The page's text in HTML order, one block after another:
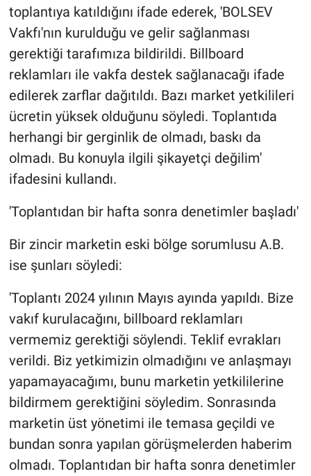
toplantıya katıldığını ifade ederek, 'BOLSEV
Vakfı'nın kurulduğu ve gelir sağlanması
gerektiği tarafımıza bildirildi. Billboard
reklamları ile vakfa destek sağlanacağı ifade
edilerek zarflar dağıtıldı. Bazı market yetkilileri
ücretin yüksek olduğunu söyledi. Toplantıda
herhangi bir gerginlik de olmadı, baskı da
olmadı. Bu konuyla ilgili şikayetçi değilim'
ifadesini kullandı.
'Toplantıdan bir hafta sonra denetimler başladı'
Bir zincir marketin eski bölge sorumlusu A.B.
ise şunları söyledi:
'Toplantı 2024 yılının Mayıs ayında yapıldı. Bize
vakıf kurulacağını, billboard reklamları
vermemiz gerektiği söylendi. Teklif evrakları
verildi. Biz yetkimizin olmadığını ve anlaşmayı
yapamayacağımı, bunu marketin yetkililerine
bildirmem gerektiğini söyledim. Sonrasında
marketin üst yönetimi ile temasa geçildi ve
bundan sonra yapılan görüşmelerden haberim
olmadı. Toplantıdan bir hafta sonra denetimler